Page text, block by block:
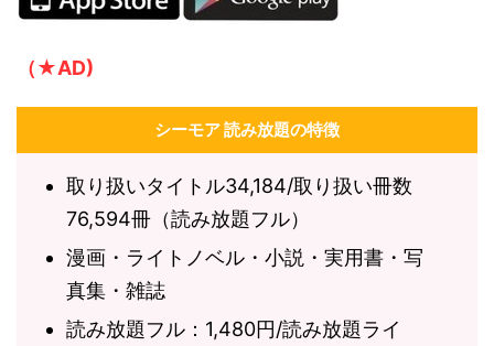
（★AD)
シーモア 読み放題の特徴
取り扱いタイトル34,184/取り扱い冊数
76,594冊（読み放題フル）
漫画・ライトノベル・小説・実用書・写
真集・雑誌
読み放題フル：1,480円/読み放題ライ